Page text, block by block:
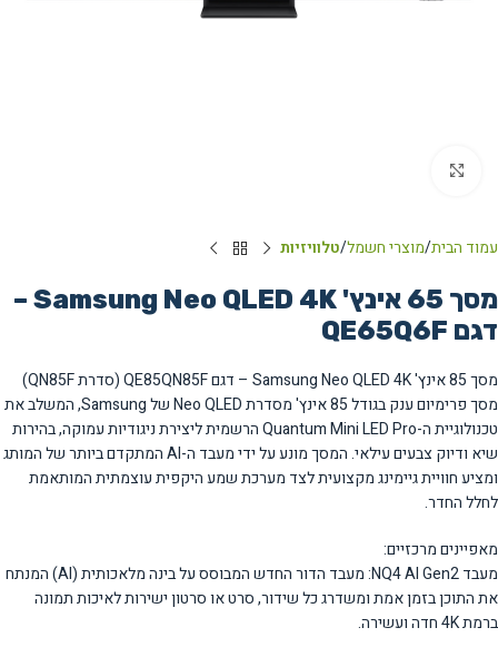
עמוד הבית מוצרי חשמל טלוויזיות
מסך 65 אינץ' Samsung Neo QLED 4K –
דגם QE65Q6F
מסך 85 אינץ' Samsung Neo QLED 4K – דגם QE85QN85F (סדרת QN85F)
מסך פרימיום ענק בגודל 85 אינץ' מסדרת Neo QLED של Samsung, המשלב את
טכנולוגיית ה-Quantum Mini LED Pro הרשמית ליצירת ניגודיות עמוקה, בהירות
שיא ודיוק צבעים עילאי. המסך מונע על ידי מעבד ה-AI המתקדם ביותר של המותג
ומציע חוויית גיימינג מקצועית לצד מערכת שמע היקפית עוצמתית המותאמת
לחלל החדר.
מאפיינים מרכזיים:
מעבד NQ4 AI Gen2: מעבד הדור החדש המבוסס על בינה מלאכותית (AI) המנתח
את התוכן בזמן אמת ומשדרג כל שידור, סרט או סרטון ישירות לאיכות תמונה
ברמת 4K חדה ועשירה.